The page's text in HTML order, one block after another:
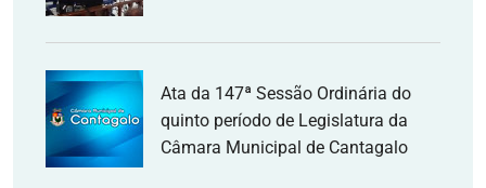
Ata da 147ª Sessão Ordinária do
quinto período de Legislatura da
Câmara Municipal de Cantagalo